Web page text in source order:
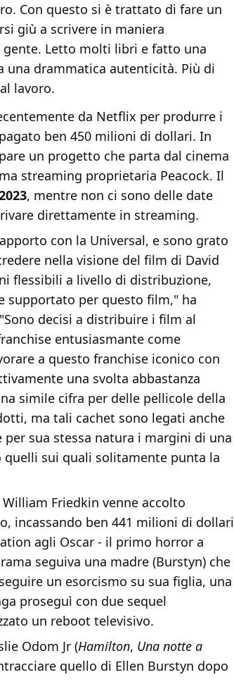
Con questo si è trattato di fare un
giù a scrivere in maniera
Letto molti libri e fatto una
una drammatica autenticità. Più di
lavoro.
da Netflix per produrre i
ben 450 milioni di dollari. In
un progetto che parta dal cinema
streaming proprietaria Peacock. Il
, mentre non ci sono delle date
direttamente in streaming.
con la Universal, e sono grato
nella visione del film di David
flessibili a livello di distribuzione,
supportato per questo film," ha
decisi a distribuire i film al
entusiasmante come
a questo franchise iconico con
una svolta abbastanza
simile cifra per delle pellicole della
ma tali cachet sono legati anche
sua stessa natura i margini di una
sui quali solitamente punta la
Friedkin venne accolto
incassando ben 441 milioni di dollari
agli Oscar - il primo horror a
seguiva una madre (Burstyn) che
un esorcismo su sua figlia, una
proseguì con due sequel
un reboot televisivo.
Odom Jr (Hamilton, Una notte a
quello di Ellen Burstyn dopo